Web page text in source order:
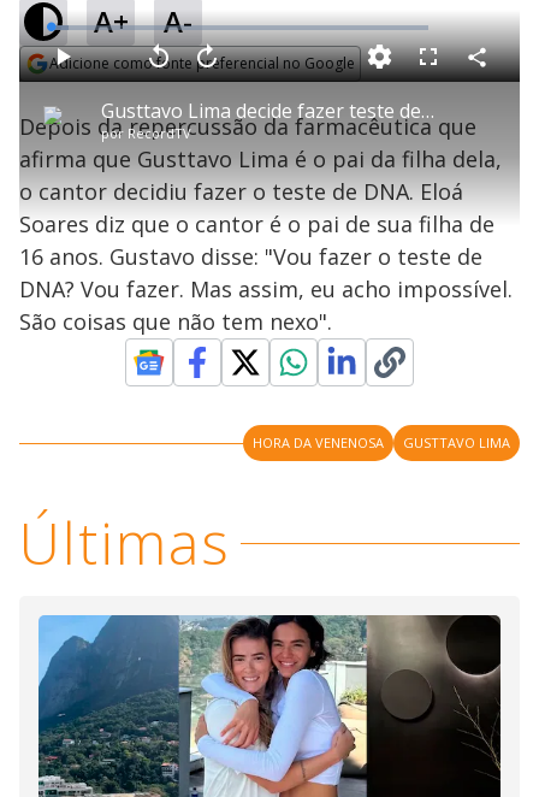
A+ A-
Adicione como fonte preferencial no Google
P
l
a
y
V
i
d
e
o
Gusttavo Lima decide fazer teste de paternidade
por RecordTV
P V
t
a
r
0
e
g
n
d
s
A
a
ç
a
1
s
e
u
n
o
s
L
o
a
d
e
4
.
7
4
%
F
l
s
c
e
n
C
o
Depois da repercussão da farmacêutica que
afirma que Gusttavo Lima é o pai da filha dela,
o cantor decidiu fazer o teste de DNA. Eloá
Soares diz que o cantor é o pai de sua filha de
16 anos. Gustavo disse: "Vou fazer o teste de
DNA? Vou fazer. Mas assim, eu acho impossível.
São coisas que não tem nexo".
HORA DA VENENOSA GUSTTAVO LIMA
Últimas